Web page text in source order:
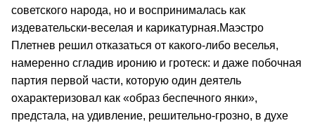
советского народа, но и воспринималась как
издевательски-веселая и карикатурная.Маэстро
Плетнев решил отказаться от какого-либо веселья,
намеренно сгладив иронию и гротеск: и даже побочная
партия первой части, которую один деятель
охарактеризовал как «образ беспечного янки»,
предстала, на удивление, решительно-грозно, в духе